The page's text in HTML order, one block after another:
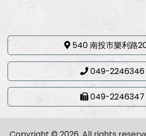
540 南投市樂利路
049-2246346
049-2246347